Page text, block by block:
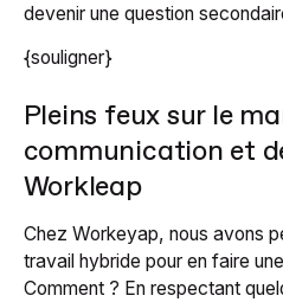
devenir une question
{souligner}
Pleins feux sur le
communication et
Workleap
Chez Workeyap, nous avons
travail hybride pour en faire
Comment ? En respectant